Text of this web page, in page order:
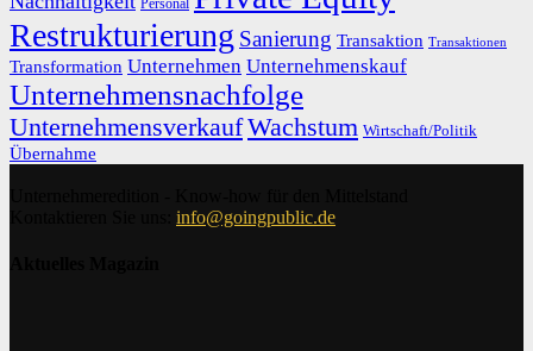
Personal
Restrukturierung Sanierung Transaktion Transaktionen
Transformation Unternehmen Unternehmenskauf
Unternehmensnachfolge
UnternehmensverkaufWachstum Wirtschaft/Politik
Übernahme
info@goingpublic.de